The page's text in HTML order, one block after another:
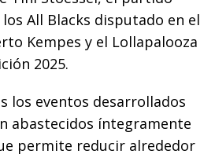
All Blacks disputado en el
Kempes y el Lollapalooza
2025.
los eventos desarrollados
abastecidos íntegramente
permite reducir alrededor